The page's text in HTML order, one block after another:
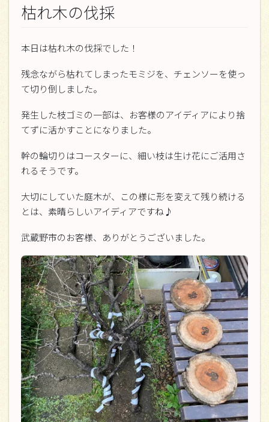
枯れ木の伐採
本日は枯れ木の伐採でした！
残念ながら枯れてしまったモミジを、チェンソーを使っ
て切り倒しました。
発生した枝ゴミの一部は、お客様のアイディアにより捨
てずに活かすことになりました。
幹の輪切りはコースターに、細い枝は生け花にご活用さ
れるそうです。
大切にしていた庭木が、この様に形を変えて残り続ける
とは、素晴らしいアイディアですね♪
武蔵野市のお客様、ありがとうございました。